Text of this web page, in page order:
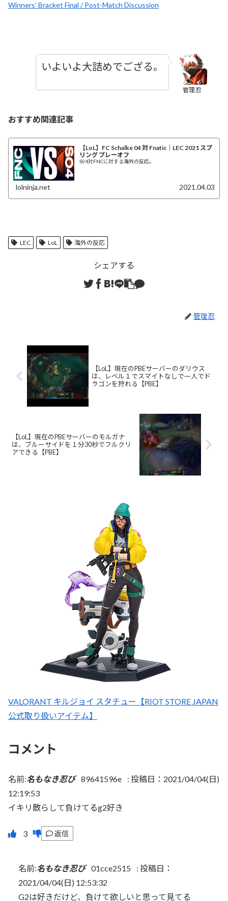
Winners’ Bracket Final / Post-Match Discussion
管理忍
いよいよ大詰めでござる。
おすすめ関連記事
【LoL】FC Schalke 04 対 Fnatic｜LEC 2021 スプ
リング プレーオフ
S04対FNCに対する海外の反応。
lolninja.net 2021.04.03
LEC LoL 海外の反応
シェアする
管理忍
【LoL】現在のPBEサーバーのダリウス
は、レベル１でスマイトなしで一人でド
ラゴンを狩れる【PBE】
【LoL】現在のPBEサーバーのモルガナ
は、ブルーサイドを１分30秒でフルクリ
アできる【PBE】
VALORANT キルジョイ スタチュー【RIOT STORE JAPAN
公式取り扱いアイテム】
コメント
名前:名もなき忍び 89641596e : 投稿日：2021/04/04(日)
12:19:53
イキリ散らして負けてるg2好き
返信
名前:名もなき忍び 01cce2515 : 投稿日：
2021/04/04(日) 12:53:32
G2は好きだけど、負けて欲しいと思って見てる